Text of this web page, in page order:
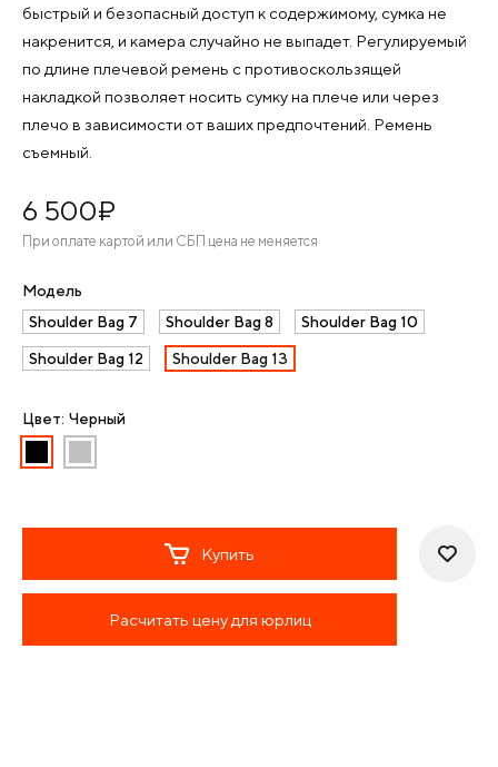
быстрый и безопасный доступ к содержимому, сумка не
накренится, и камера случайно не выпадет. Регулируемый
по длине плечевой ремень с противоскользящей
накладкой позволяет носить сумку на плече или через
плечо в зависимости от ваших предпочтений. Ремень
съемный.
6 500¤
При оплате картой или СБП цена не меняется
Модель
Shoulder Bag 7
Shoulder Bag 8 Shoulder Bag 10
Shoulder Bag 12 Shoulder Bag 13
Цвет: Черный
Купить
Расчитать цену для юрлиц